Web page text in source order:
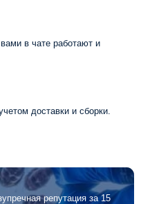
в чате работают и
доставки и сборки.
репутация за 15